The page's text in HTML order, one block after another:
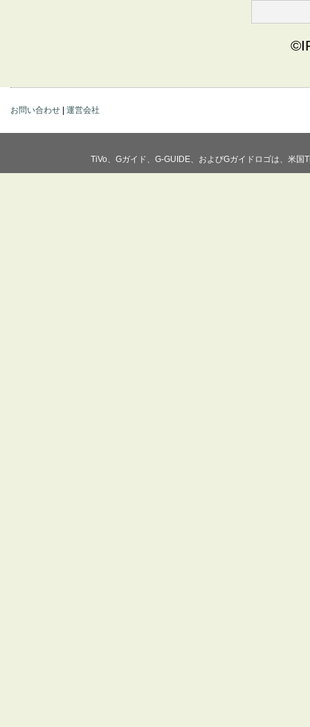
お問い合わせ 運営会社
TiVo、Gガイド、G-GUIDE、およびGガイドロゴは、米